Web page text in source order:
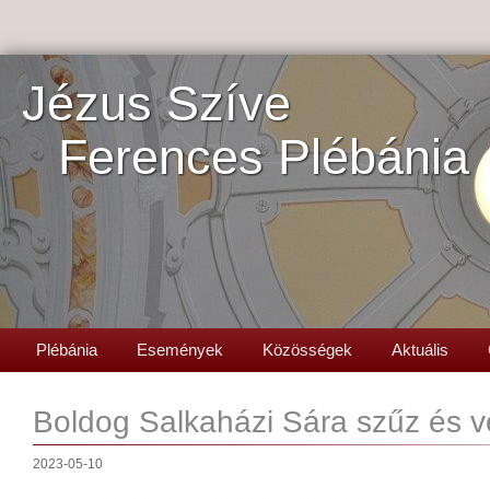
Jézus Szíve
Ferences Plébánia
Plébánia Események Közösségek Aktuális
Boldog Salkaházi Sára szűz és
2023-05-10